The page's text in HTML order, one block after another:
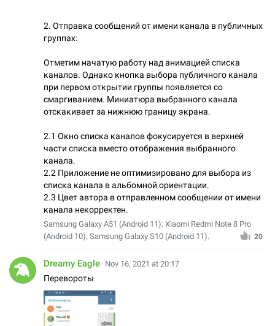
2. Отправка сообщений от имени канала в публичных
группах:
Отметим начатую работу над анимацией списка
каналов. Однако кнопка выбора публичного канала
при первом открытии группы появляется со
смаргиванием. Миниатюра выбранного канала
отскакивает за нижнюю границу экрана.
2.1 Окно списка каналов фокусируется в верхней
части списка вместо отображения выбранного
канала.
2.2 Приложение не оптимизировано для выбора из
списка канала в альбомной ориентации.
2.3 Цвет автора в отправленном сообщении от имени
канала некорректен.
Samsung Galaxy A51 (Android 11); Xiaomi Redmi Note 8 Pro
(Android 10); Samsung Galaxy S10 (Android 11).
20
Dreamy Eagle Nov 16, 2021 at 20:17
Перевороты